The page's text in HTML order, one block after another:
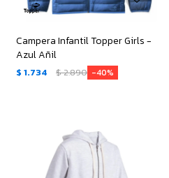
Campera Infantil Topper Girls -
Azul Añil
$ 1.734 $2.890 40